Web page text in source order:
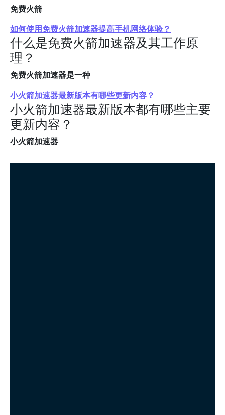
免费火箭
如何使用免费火箭加速器提高手机网络体验？
什么是免费火箭加速器及其工作原
理？
免费火箭加速器是一种
小火箭加速器最新版本有哪些更新内容？
小火箭加速器最新版本都有哪些主要
更新内容？
小火箭加速器